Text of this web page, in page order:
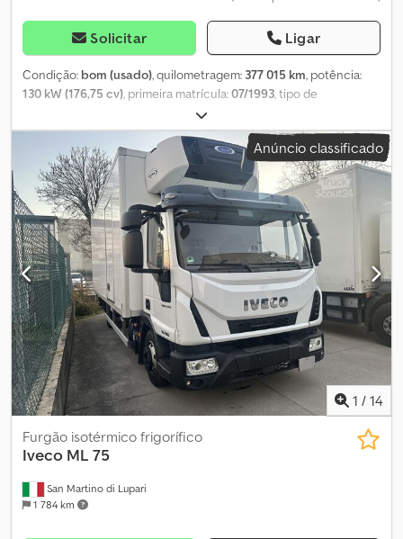
4701BP Roosendaal IBAN: NL 89 RABO EORI/IVA/IMPOSTO:
NL857401B(01) BIC/SWIFT: RABONL2U
Solicitar Ligar
Condição: bom (usado), quilometragem: 377 015 km, potência:
130 kW (176,75 cv), primeira matrícula:07/1993, tipo de
, configuração de eixo:
eixos:4 190 mm, combustível:diesel, tipo de engrenagem:
mecânico, classe de emissão: euro1, largura total:2 500 mm,
carga admissível no eixo (eixo 1): 3 200 kg , carga máxima permitida
por eixo (eixo 2):5 800 kg, Ano de fabrico:1993, Eixo dianteiro:
Carga máxima do eixo: 3200 kg; Perfil do pneu esquerdo: 65%;
Perfil do pneu direito: 65% Carga máxima do eixo traseiro: 5800
kg Número de cilindros: 6 Peso em vazio: 5.260 kg Carga útil: 2.230
kg Peso bruto total: 7.490 kg Condição técnica: boa Dedpsyybyxjfx
Aqgjkr Condição visual: boa
Anúncio classificado
1 / 14
San Martino di Lupari
1 784 km
Furgão isotérmico frigorífico
Iveco ML 75